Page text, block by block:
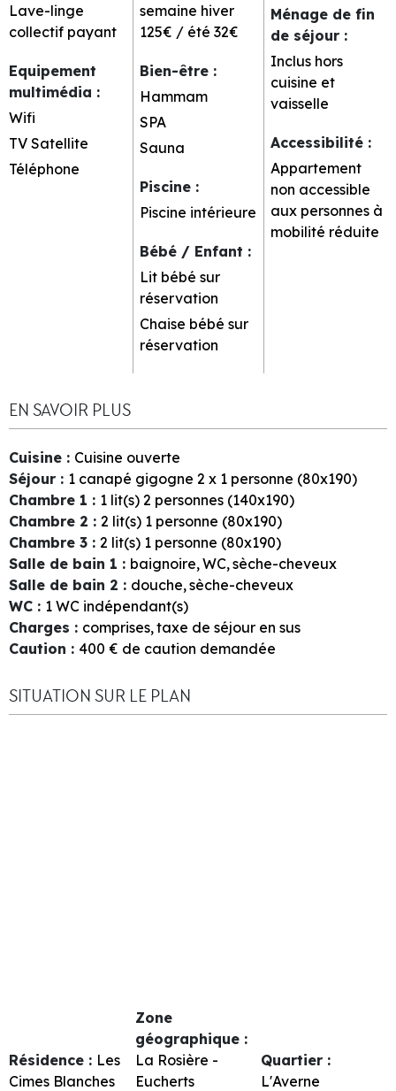
Lave-linge
collectif payant
Equipement
multimédia :
Wifi
TV Satellite
Téléphone
semaine hiver
125€ / été 32€
Bien-être :
Hammam
SPA
Sauna
Piscine :
Piscine intérieure
Bébé / Enfant :
Lit bébé sur
réservation
Chaise bébé sur
réservation
Ménage de fin
de séjour :
Inclus hors
cuisine et
vaisselle
Accessibilité :
Appartement
non accessible
aux personnes à
mobilité réduite
EN SAVOIR PLUS
Cuisine : Cuisine ouverte
Séjour : 1 canapé gigogne 2 x 1 personne (80x190)
Chambre 1 : 1 lit(s) 2 personnes (140x190)
Chambre 2 : 2 lit(s) 1 personne (80x190)
Chambre 3 : 2 lit(s) 1 personne (80x190)
Salle de bain 1 : baignoire WC sèche-cheveux
Salle de bain 2 : douche sèche-cheveux
WC : 1 WC indépendant(s)
Charges : comprises taxe de séjour en sus
Caution : 400 € de caution demandée
SITUATION SUR LE PLAN
Résidence : Les
Cimes Blanches
Zone
géographique :
La Rosière -
Eucherts
Quartier :
L'Averne